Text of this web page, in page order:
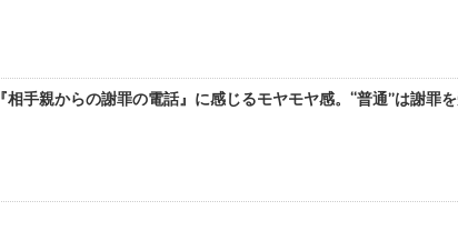
『相手親からの謝罪の電話』に感じるモヤモヤ感。“普通”は謝